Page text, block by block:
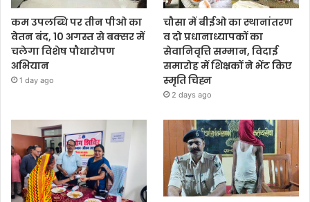
कम उपलब्धि पर तीन पीओ का
वेतन बंद, 10 अगस्त से बक्सर में
चलेगा विशेष पौधारोपण
अभियान
1 day ago
चौसा में बीईओ का स्थानांतरण
व दो प्रधानाध्यापकों का
सेवानिवृत्ति सम्मान, विदाई
समारोह में शिक्षकों ने भेंट किए
स्मृति चिह्न
2 days ago